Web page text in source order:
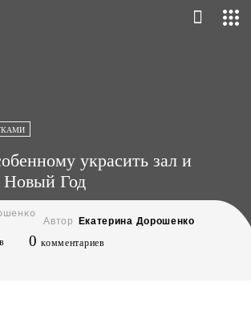
украсить зал и
Новый Год
Автор Екатерина Дорошенко
0 комментариев